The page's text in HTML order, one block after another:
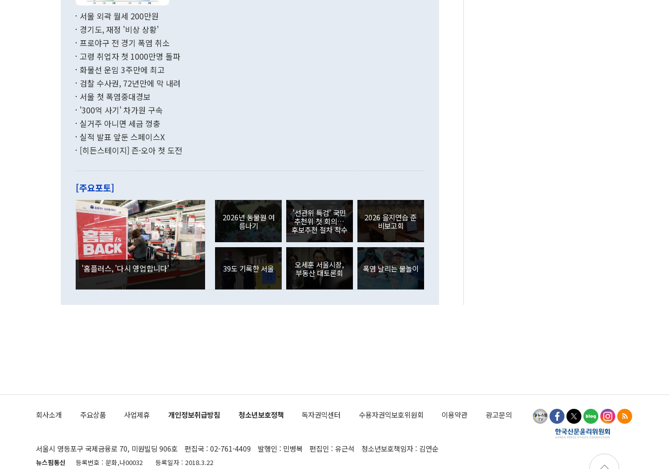
무너졌다고도 했다. 또 "현 시점에서 흘러간 선(先)비핵화만 되뇌는 것은
함께 4자 대화의 동력을 확보하기 위해 최선을 다할 것"이라고 말했다. 하
"우리의 선의대로 하는 게 과연 한반도의 평화와 안정에 플러스냐, 결론적
관은 업무보고 사후 브리핑에서 정 장관이 언급한 '4자 회담'에 대해 "이상
이 9월 러시아 블라디보스토크에서 열리는 '동방경제포럼(EEF)'을 언급하
며 "정부 차원에서 (참석을) 검토하고 있다"고 발언한 데 대해서도 조 장관
은 "그것은 외교부의 몫"이라며 "아직 거기까지 진도가 나가지 않았다"고
잘랐다. 정 장관이 이날 소개한 대북 구상과 설명은 정부 내 조율을 거치지
않았다는 점에서 문제가 있다. 특히 주적 표현 대체와 국호 사용, 9·19 군
사합의 복원, 4자회담 추진 등은 통일부 장관이 결정할 사안이 아니어서 월
권이라는 지적이 나오고 있다. 이 대통령은 정 장관의 업무보고를 듣고 난
뒤 "여기 업무보고에 발표했다고 승인난 건 아니다"라고 재차 확인했다. 정
부의 한 소식통은 "정 장관의 발언 내용은 대부분 국가안전보장회의(NSC)
를 거쳐 결정된 사안이 아닌 정 장관의 개인적 생각에 가깝다"며 "안보 관
련 부처 장관이 정부의 공식 정책이 아닌 사안을 추진하겠다고 업무보고를
하고 대통령의 면전에서 '국군통수권자가 나서야 한다'고 주장한 것은 심각
이나 미국은 북한에 선비핵화를 공식적으로 요구한 적이 없기 때문이다. 지
공하는 방식으로 이뤄졌다. 1994년 북·미 제네바 기본합의는 핵시설 동결
협상에 관여했던 한 전직 관료는 "모든 북핵 협상은 북한의 비핵화 조치와
한·미가 제공하는 상응조치를 어떻게 정교하게 배열하느냐가 관건이었
다"면서 "정 장관의 발언은 지금까지 한·미가 북한에 먼저 핵을 포기해야
며 월간 기준 처음으로 1000억달러를 넘어섰다. 상품수입은 644억8000만
196.9% 급증했고 컴퓨터·주변기기(SSD)는 282.7% 증가했다. IT 품목
수출은 160.4% 늘었으며 비IT 품목도 ▲석유제품(47.5%) ▲화공품
기록했지만 지식재산권사용료수지는 전월 흑자에서 4억4000만달러 적자
로 전환됐다. 본원소득수지는 배당소득을 중심으로 32억7000만달러 흑자
는 배당수입이 늘어난 데다 전월 분기배당에 따른 기저효과로 배당지급이
였던 올해 3월(369억9000만달러)을 넘어선 것이다. 직접투자에서는 내국
인의 해외투자가 80억1000만달러, 외국인의 국내투자가 46억3000만달러
각각 증가했다. 증권투자에서는 외국인의 국내 주식 매도세가 이어졌다. 외
국인의 국내 주식 투자는 차익실현 매도 등의 영향으로 316억1000만달러
감소하며 전월(-310억5000만달러)에 이어 역대 최대 순매도 기록을 다시
경신했다. 외국인의 국내 채권투자는 세계국채지수(WGBI) 자금 유입에도
분기 말 만기도래 영향으로 증가 폭이 줄어든 52억9000만달러를 기록했
다. 내국인의 해외 증권투자는 주식을 중심으로 35억6000만달러 증가했
다. eoyn2@newspim.com
서울 외곽 월세 200만원
경기도, 재정 '비상 상황'
프로야구 전 경기 폭염 취소
고령 취업자 첫 1000만명 돌파
화물선 운임 3주만에 최고
검찰 수사권, 72년만에 막 내려
서울 첫 폭염중대경보
'300억 사기' 차가원 구속
실거주 아니면 세금 껑충
실적 발표 앞둔 스페이스X
[히든스테이지] 즌·오아 첫 도전
[주요포토]
'홈플러스, '다시 영업합니다'
2026년 동물원 여
름나기
'선관위 특검' 국민
추천위 첫 회의…
후보추천 절차 착수
2026 을지연습 준
비보고회
39도 기록한 서울
오세훈 서울시장,
부동산 대토론회
폭염 날리는 물놀이
회사소개 주요상품 사업제휴 개인정보취급방침 청소년보호정책 독자권익센터 수용자권익보호위원회 이용약관 광고문의
서울시 영등포구 국제금융로 70, 미원빌딩 906호 편집국 : 02-761-4409 발행인 : 민병복 편집인 : 유근석 청소년보호책임자 : 김연순
뉴스핌통신 등록번호 : 문화,나00032
등록일자 : 2018.3.22